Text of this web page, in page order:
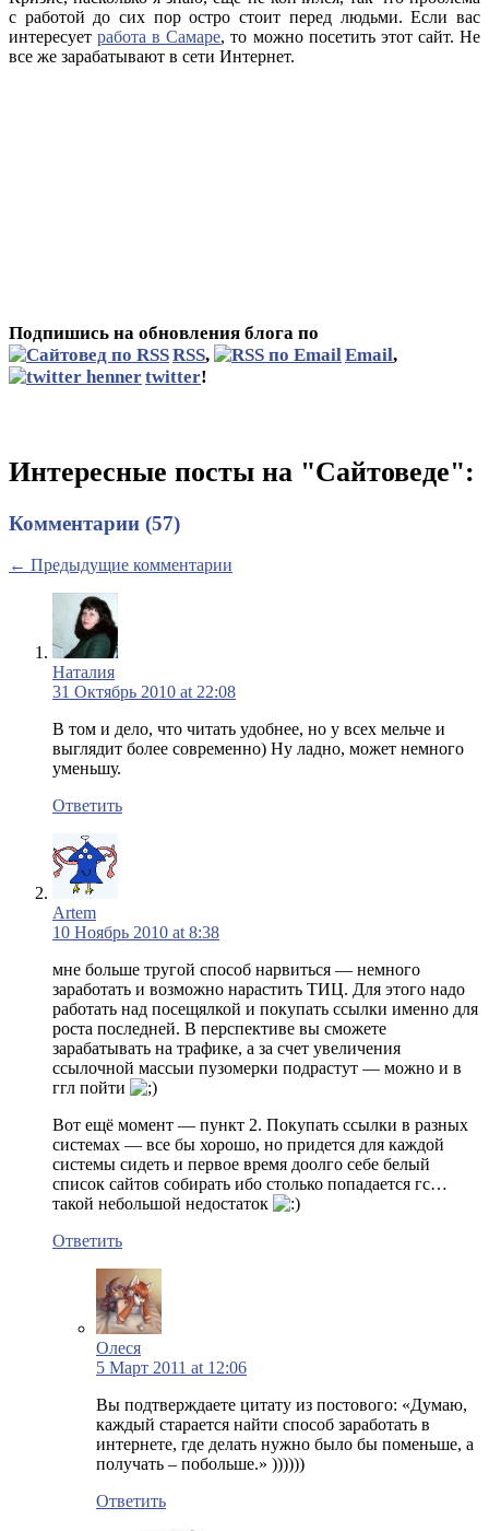
с работой до сих пор остро стоит перед людьми. Если вас
интересуетработа в Самаре, то можно посетить этот сайт. Не
все же зарабатывают в сети Интернет.
Подпишись на обновления блога по
RSS, Email,
twitter!
Интересные посты на "Сайтоведе":
Комментарии (57)
← Предыдущие комментарии
Наталия
31 Октябрь 2010 at 22:08
В том и дело, что читать удобнее, но у всех мельче и
выглядит более современно) Ну ладно, может немного
уменьшу.
Ответить
Artem
10 Ноябрь 2010 at 8:38
мне больше тругой способ нарвиться — немного
заработать и возможно нарастить ТИЦ. Для этого надо
работать над посещялкой и покупать ссылки именно для
роста последней. В перспективе вы сможете
зарабатывать на трафике, а за счет увеличения
ссылочной массыи пузомерки подрастут — можно и в
ггл пойти
Вот ещё момент — пункт 2. Покупать ссылки в разных
системах — все бы хорошо, но придется для каждой
системы сидеть и первое время доолго себе белый
список сайтов собирать ибо столько попадается гс…
такой небольшой недостаток
Ответить
Олеся
5 Март 2011 at 12:06
Вы подтверждаете цитату из постового: «Думаю,
каждый старается найти способ заработать в
интернете, где делать нужно было бы поменьше, а
получать – побольше.» ))))))
Ответить